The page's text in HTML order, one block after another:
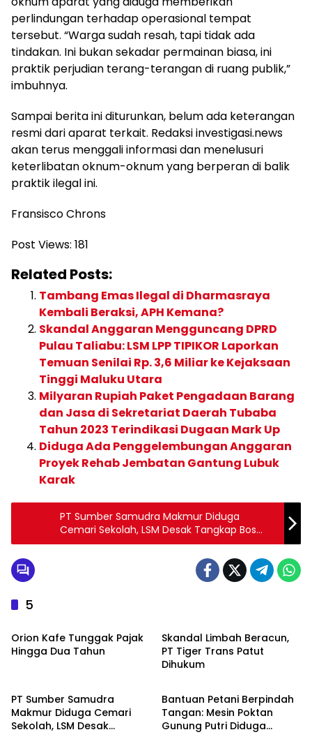
perlindungan terhadap operasional tempat
tersebut. “Warga sudah resah, tapi tidak ada
tindakan. Ini bukan sekadar permainan biasa, ini
praktik perjudian terang-terangan di ruang publik,”
imbuhnya.
Sampai berita ini diturunkan, belum ada keterangan
resmi dari aparat terkait. Redaksi investigasi.news
akan terus menggali informasi dan menelusuri
keterlibatan oknum-oknum yang berperan di balik
praktik ilegal ini.
Fransisco Chrons
Post Views: 181
Related Posts:
Tambang Emas Ilegal di Dharmasraya
Kembali Beraksi, APH Kemana?
Skandal Anggaran Mengguncang DPRD
Pulau Taliabu: LSM LPP TIPIKOR Laporkan
Temuan Senilai Rp. 3,6 Miliar ke Kejaksaan
Tinggi Maluku Utara
Milyaran Rupiah Paket Pengadaan Barang
dan Jasa di Sekretariat Daerah Tubaba
Tahun 2023 Terindikasi Dugaan Mark Up
Diduga Ada Penggelembungan Anggaran
Proyek Rehab Jembatan Gantung Lubuk
Karak
PT Sumber Samudra Makmur Diduga
Cemari Sekolah, LSM Desak Tangkap Bos
Perusahaan!
5
INVESTIGASI
Orion Kafe Tunggak Pajak
Hingga Dua Tahun
Skandal Limbah Beracun,
PT Tiger Trans Patut
Dihukum
PT Sumber Samudra
Makmur Diduga Cemari
Sekolah, LSM Desak
INVESTIGASI
Bantuan Petani Berpindah
Tangan: Mesin Poktan
Gunung Putri Diduga
INVESTIGASI INVESTIGASI